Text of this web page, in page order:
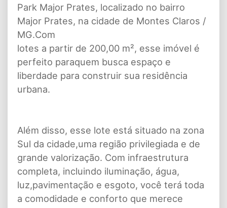
Park Major Prates, localizado no bairro
Major Prates, na cidade de Montes Claros /
MG.Com
lotes a partir de 200,00 m², esse imóvel é
perfeito paraquem busca espaço e
liberdade para construir sua residência
urbana.
Além disso, esse lote está situado na zona
Sul da cidade,uma região privilegiada e de
grande valorização. Com infraestrutura
completa, incluindo iluminação, água,
luz,pavimentação e esgoto, você terá toda
a comodidade e conforto que merece